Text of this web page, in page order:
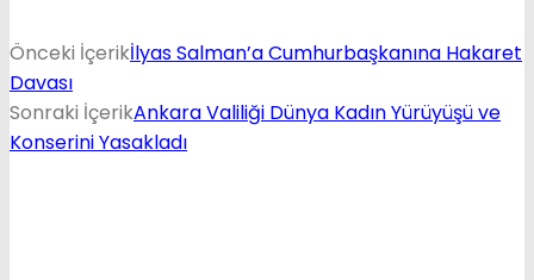
Önceki İçerikİlyas Salman’a Cumhurbaşkanına Hakaret
Davası
Sonraki İçerikAnkara Valiliği Dünya Kadın Yürüyüşü ve
Konserini Yasakladı